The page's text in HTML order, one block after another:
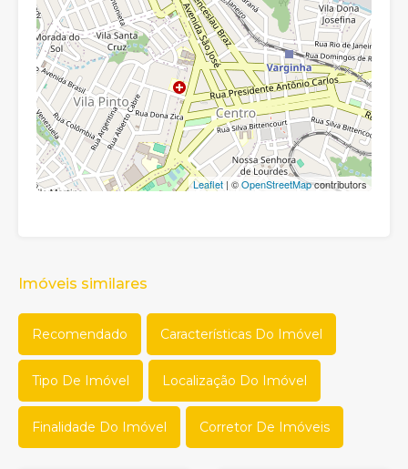
Leaflet | ©OpenStreetMapcontributors
Imóveis similares
Recomendado Características Do Imóvel
Tipo De Imóvel Localização Do Imóvel
Finalidade Do Imóvel Corretor De Imóveis